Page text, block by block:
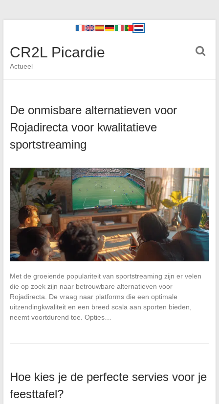
CR2L Picardie
Actueel
De onmisbare alternatieven voor
Rojadirecta voor kwalitatieve
sportstreaming
Met de groeiende populariteit van sportstreaming zijn er velen
die op zoek zijn naar betrouwbare alternatieven voor
Rojadirecta. De vraag naar platforms die een optimale
uitzendingkwaliteit en een breed scala aan sporten bieden,
neemt voortdurend toe. Opties…
Hoe kies je de perfecte servies voor je
feesttafel?